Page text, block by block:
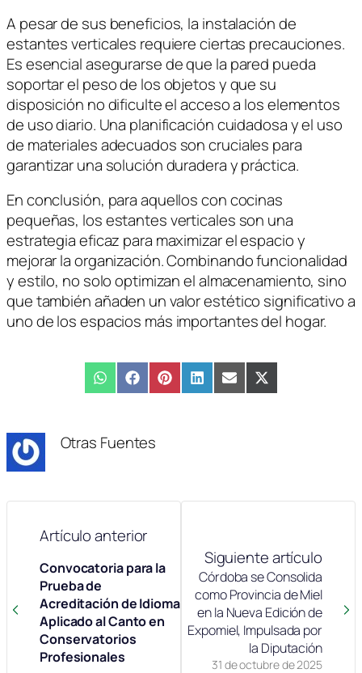
A pesar de sus beneficios, la instalación de
estantes verticales requiere ciertas precauciones.
Es esencial asegurarse de que la pared pueda
soportar el peso de los objetos y que su
disposición no dificulte el acceso a los elementos
de uso diario. Una planificación cuidadosa y el uso
de materiales adecuados son cruciales para
garantizar una solución duradera y práctica.
En conclusión, para aquellos con cocinas
pequeñas, los estantes verticales son una
estrategia eficaz para maximizar el espacio y
mejorar la organización. Combinando funcionalidad
y estilo, no solo optimizan el almacenamiento, sino
que también añaden un valor estético significativo a
uno de los espacios más importantes del hogar.
Compartir
en
WhatsAppCompartir
en
FacebookCompartir
en
PinterestCompartir
en
LinkedInCompartir
en
EmailCompartir
en
X
(Twitter)
Otras Fuentes
Artículo anterior
Convocatoria para la
Prueba de
Acreditación de Idioma
Aplicado al Canto en
Conservatorios
Profesionales
Siguiente artículo
31 de octubre de 2025
Córdoba se Consolida
como Provincia de Miel
en la Nueva Edición de
Expomiel, Impulsada por
la Diputación